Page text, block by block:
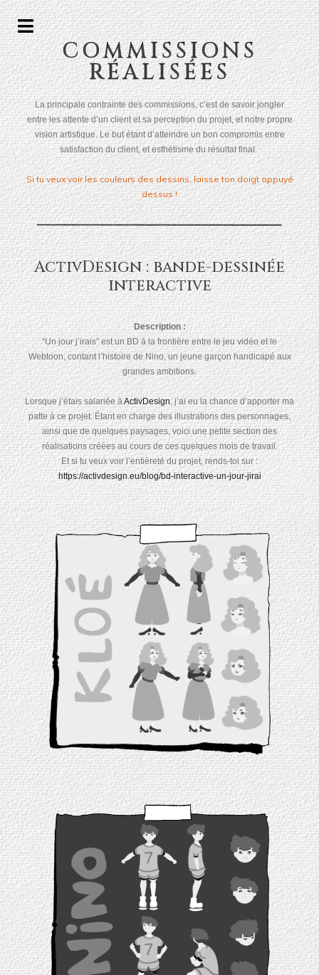
COMMISSIONS
RÉALISÉES
La principale contrainte des commissions, c’est de savoir jongler
entre les attente d’un client et sa perception du projet, et notre propre
vision artistique. Le but étant d’atteindre un bon compromis entre
satisfaction du client, et esthétisme du résultat final.
Si tu veux voir les couleurs des dessins, laisse ton doigt appuyé
dessus !
ActivDesign : bande-dessinée
interactive
Description :
“Un jour j’irais” est un BD à la frontière entre le jeu vidéo et le
Webtoon, contant l’histoire de Nino, un jeune garçon handicapé aux
grandes ambitions.
Lorsque j’étais salariée àActivDesign, j’ai eu la chance d’apporter ma
patte à ce projet. Étant en charge des illustrations des personnages,
ainsi que de quelques paysages, voici une petite section des
réalisations créées au cours de ces quelques mois de travail.
Et si tu veux voir l’entièreté du projet, rends-toi sur :
https://activdesign.eu/blog/bd-interactive-un-jour-jirai